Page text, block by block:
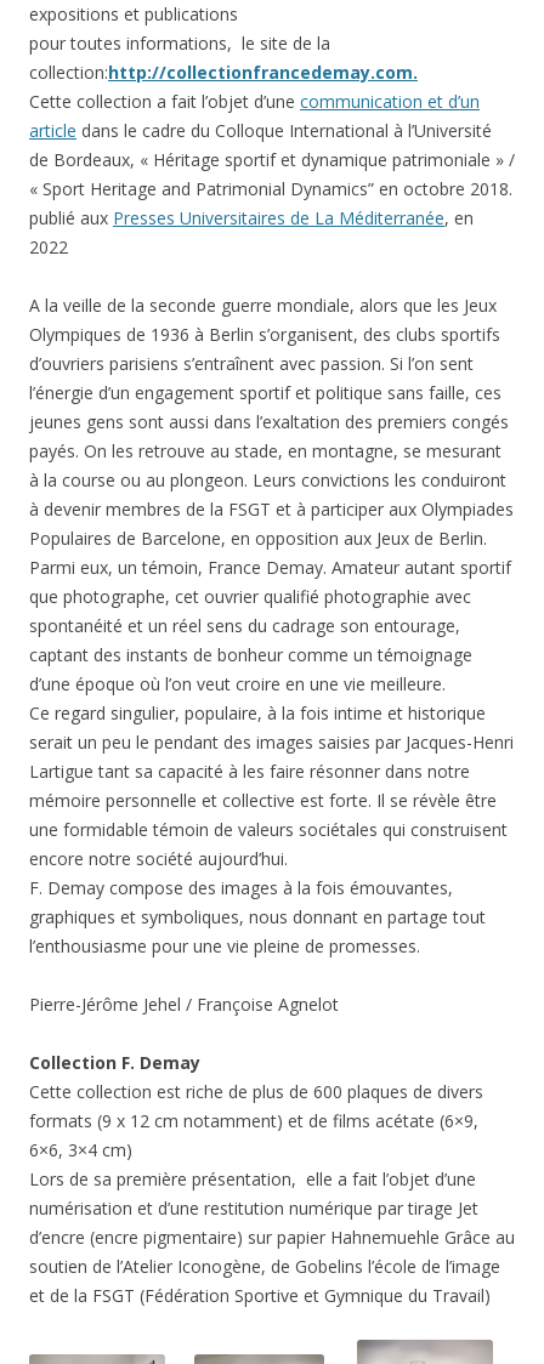
expositions et publications
pour toutes informations, le site de la
collection:http://collectionfrancedemay.com.
Cette collection a fait l’objet d’une communication et d’un
article dans le cadre du Colloque International à l’Université
de Bordeaux, « Héritage sportif et dynamique patrimoniale » /
« Sport Heritage and Patrimonial Dynamics” en octobre 2018.
publié aux Presses Universitaires de La Méditerranée, en
2022
A la veille de la seconde guerre mondiale, alors que les Jeux
Olympiques de 1936 à Berlin s’organisent, des clubs sportifs
d’ouvriers parisiens s’entraînent avec passion. Si l’on sent
l’énergie d’un engagement sportif et politique sans faille, ces
jeunes gens sont aussi dans l’exaltation des premiers congés
payés. On les retrouve au stade, en montagne, se mesurant
à la course ou au plongeon. Leurs convictions les conduiront
à devenir membres de la FSGT et à participer aux Olympiades
Populaires de Barcelone, en opposition aux Jeux de Berlin.
Parmi eux, un témoin, France Demay. Amateur autant sportif
que photographe, cet ouvrier qualifié photographie avec
spontanéité et un réel sens du cadrage son entourage,
captant des instants de bonheur comme un témoignage
d’une époque où l’on veut croire en une vie meilleure.
Ce regard singulier, populaire, à la fois intime et historique
serait un peu le pendant des images saisies par Jacques-Henri
Lartigue tant sa capacité à les faire résonner dans notre
mémoire personnelle et collective est forte. Il se révèle être
une formidable témoin de valeurs sociétales qui construisent
encore notre société aujourd’hui.
F. Demay compose des images à la fois émouvantes,
graphiques et symboliques, nous donnant en partage tout
l’enthousiasme pour une vie pleine de promesses.
Pierre-Jérôme Jehel / Françoise Agnelot
Collection F. Demay
Cette collection est riche de plus de 600 plaques de divers
formats (9 x 12 cm notamment) et de films acétate (6×9,
6×6, 3×4 cm)
Lors de sa première présentation, elle a fait l’objet d’une
numérisation et d’une restitution numérique par tirage Jet
d’encre (encre pigmentaire) sur papier Hahnemuehle Grâce au
soutien de l’Atelier Iconogène, de Gobelins l’école de l’image
et de la FSGT (Fédération Sportive et Gymnique du Travail)